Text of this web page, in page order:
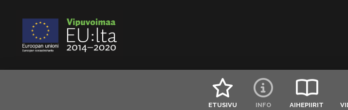
ETUSIVU INFO AIHEPIIRIT